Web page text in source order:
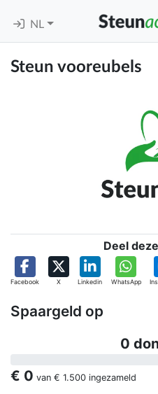
NL
Steun vooreubels
Deel
Facebook X Linkedin WhatsApp
Spaargeld op
0
€ 0 van € 1.500 ingezameld